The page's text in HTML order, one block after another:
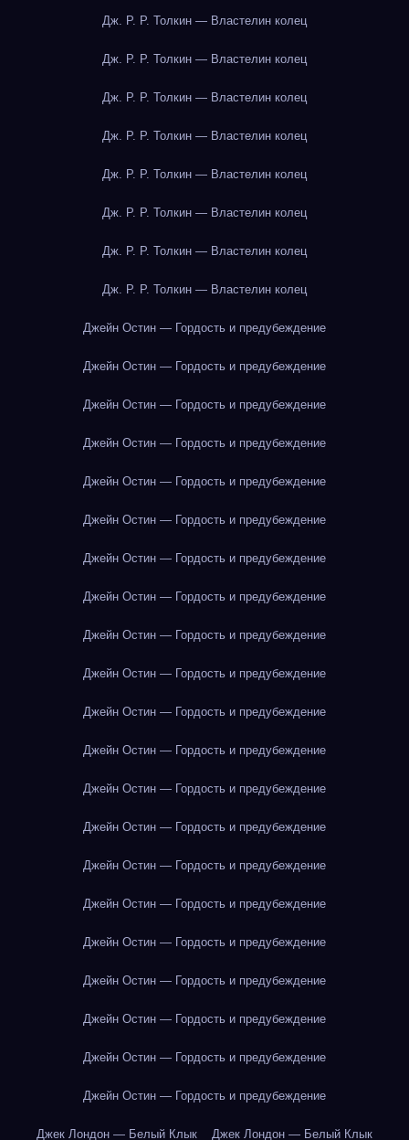
Дж. Р. Р. Толкин — Властелин колец
Дж. Р. Р. Толкин — Властелин колец
Дж. Р. Р. Толкин — Властелин колец
Дж. Р. Р. Толкин — Властелин колец
Дж. Р. Р. Толкин — Властелин колец
Дж. Р. Р. Толкин — Властелин колец
Дж. Р. Р. Толкин — Властелин колец
Дж. Р. Р. Толкин — Властелин колец
Джейн Остин — Гордость и предубеждение
Джейн Остин — Гордость и предубеждение
Джейн Остин — Гордость и предубеждение
Джейн Остин — Гордость и предубеждение
Джейн Остин — Гордость и предубеждение
Джейн Остин — Гордость и предубеждение
Джейн Остин — Гордость и предубеждение
Джейн Остин — Гордость и предубеждение
Джейн Остин — Гордость и предубеждение
Джейн Остин — Гордость и предубеждение
Джейн Остин — Гордость и предубеждение
Джейн Остин — Гордость и предубеждение
Джейн Остин — Гордость и предубеждение
Джейн Остин — Гордость и предубеждение
Джейн Остин — Гордость и предубеждение
Джейн Остин — Гордость и предубеждение
Джейн Остин — Гордость и предубеждение
Джейн Остин — Гордость и предубеждение
Джейн Остин — Гордость и предубеждение
Джейн Остин — Гордость и предубеждение
Джейн Остин — Гордость и предубеждение
Джек Лондон — Белый Клык Джек Лондон — Белый Клык